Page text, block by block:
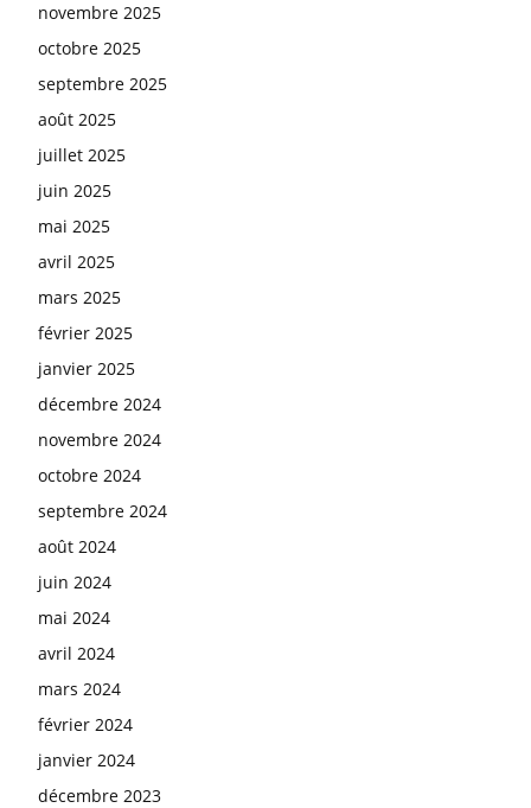
novembre 2025
octobre 2025
septembre 2025
août 2025
juillet 2025
juin 2025
mai 2025
avril 2025
mars 2025
février 2025
janvier 2025
décembre 2024
novembre 2024
octobre 2024
septembre 2024
août 2024
juin 2024
mai 2024
avril 2024
mars 2024
février 2024
janvier 2024
décembre 2023